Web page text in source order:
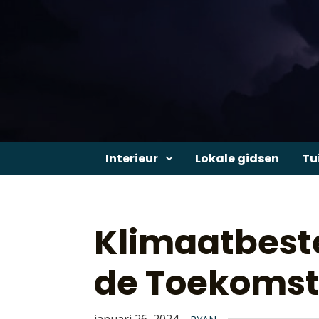
Interieur Lokale gidsen
de Toekomst